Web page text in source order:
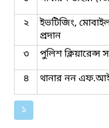
২
ইভটিজিং,
প্রদান
৩
পুলিশ ক্লিয়ারেন্স
৪
থানার নন
১